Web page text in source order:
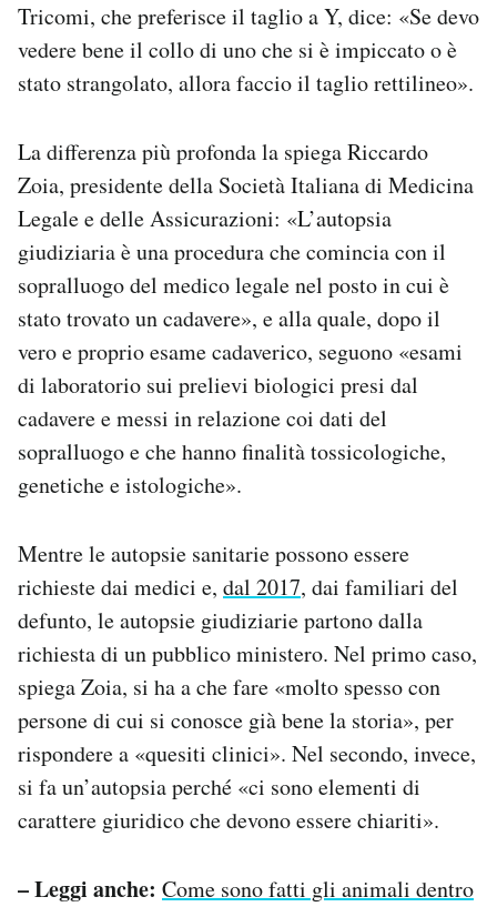
Tricomi, che preferisce il taglio a Y, dice: «Se devo
vedere bene il collo di uno che si è impiccato o è
stato strangolato, allora faccio il taglio rettilineo».
La differenza più profonda la spiega Riccardo
Zoia, presidente della Società Italiana di Medicina
Legale e delle Assicurazioni: «L’autopsia
giudiziaria è una procedura che comincia con il
sopralluogo del medico legale nel posto in cui è
stato trovato un cadavere», e alla quale, dopo il
vero e proprio esame cadaverico, seguono «esami
di laboratorio sui prelievi biologici presi dal
cadavere e messi in relazione coi dati del
sopralluogo e che hanno finalità tossicologiche,
genetiche e istologiche».
Mentre le autopsie sanitarie possono essere
richieste dai medici e, dal 2017, dai familiari del
defunto, le autopsie giudiziarie partono dalla
richiesta di un pubblico ministero. Nel primo caso,
spiega Zoia, si ha a che fare «molto spesso con
persone di cui si conosce già bene la storia», per
rispondere a «quesiti clinici». Nel secondo, invece,
si fa un’autopsia perché «ci sono elementi di
carattere giuridico che devono essere chiariti».
– Leggi anche: Come sono fatti gli animali dentro